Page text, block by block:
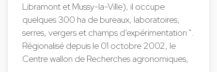
Libramont et Mussy-la-Ville), il occupe
quelques 300 ha de bureaux, laboratoires,
serres, vergers et champs d’expérimentation ".
Régionalisé depuis le 01 octobre 2002, le
Centre wallon de Recherches agronomiques,